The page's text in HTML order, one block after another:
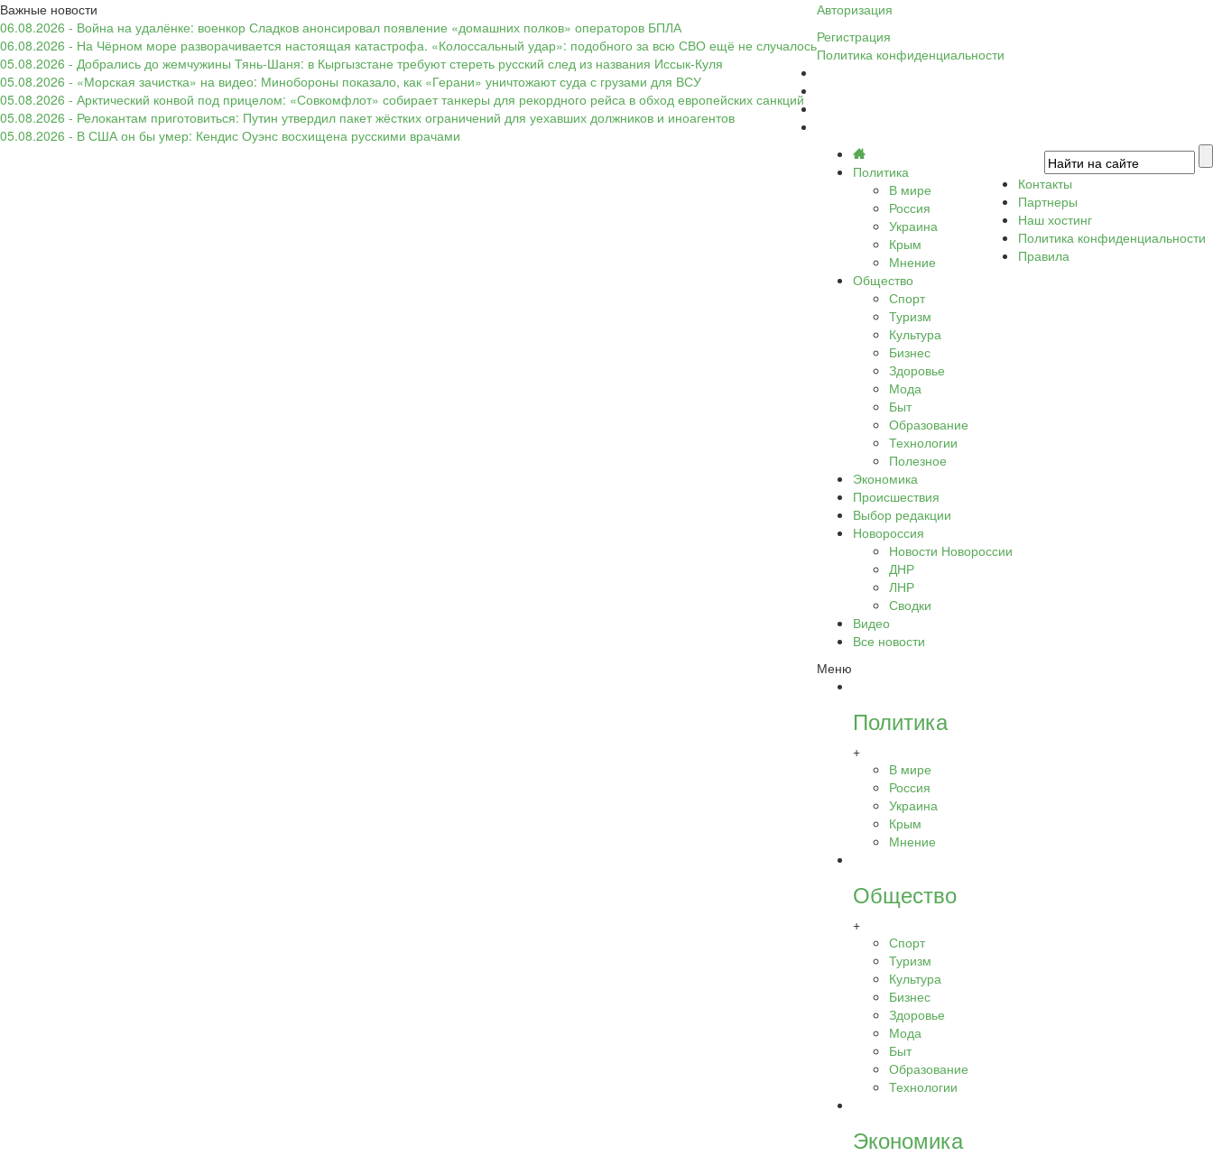
Важные новости
06.08.2026 - Война на удалёнке: военкор Сладков анонсировал появление «домашних полков» операторов БПЛА
06.08.2026 - На Чёрном море разворачивается настоящая катастрофа. «Колоссальный удар»: подобного за всю СВО ещё не случалось
05.08.2026 - Добрались до жемчужины Тянь-Шаня: в Кыргызстане требуют стереть русский след из названия Иссык-Куля
05.08.2026 - «Морская зачистка» на видео: Минобороны показало, как «Герани» уничтожают суда с грузами для ВСУ
05.08.2026 - Арктический конвой под прицелом: «Совкомфлот» собирает танкеры для рекордного рейса в обход европейских санкций
05.08.2026 - Релокантам приготовиться: Путин утвердил пакет жёстких ограничений для уехавших должников и иноагентов
05.08.2026 - В США он бы умер: Кендис Оуэнс восхищена русскими врачами
Авторизация
Регистрация
Политика конфиденциальности
Политика
В мире
Россия
Украина
Крым
Мнение
Общество
Спорт
Туризм
Культура
Бизнес
Здоровье
Мода
Быт
Образование
Технологии
Полезное
Экономика
Происшествия
Выбор редакции
Новороссия
Новости Новороссии
ДНР
ЛНР
Сводки
Видео
Все новости
Меню
Политика
+
В мире
Россия
Украина
Крым
Мнение
Общество
+
Спорт
Туризм
Культура
Бизнес
Здоровье
Мода
Быт
Образование
Технологии
Экономика
Контакты
Партнеры
Наш хостинг
Политика конфиденциальности
Правила